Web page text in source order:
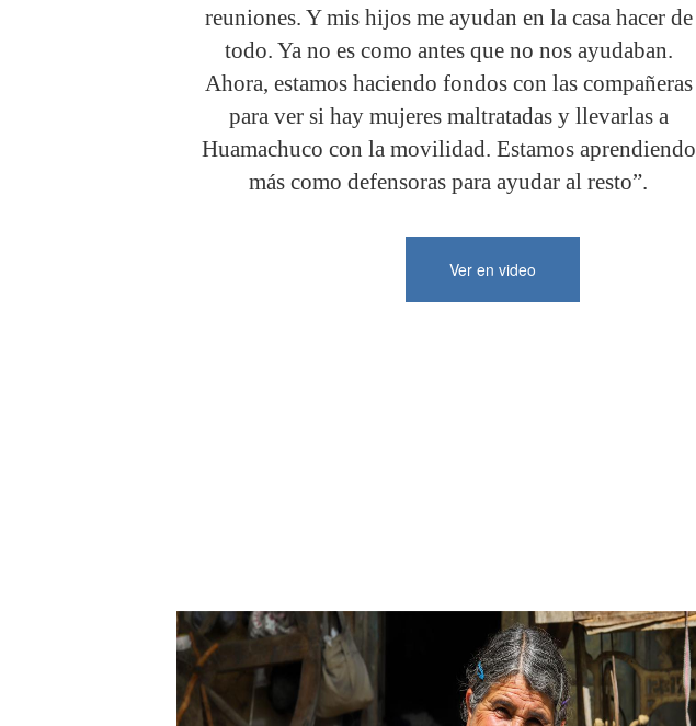
reuniones. Y mis hijos me ayudan en la casa hacer de
todo. Ya no es como antes que no nos ayudaban.
Ahora, estamos haciendo fondos con las compañeras
para ver si hay mujeres maltratadas y llevarlas a
Huamachuco con la movilidad. Estamos aprendiendo
más como defensoras para ayudar al resto”.
Ver en video